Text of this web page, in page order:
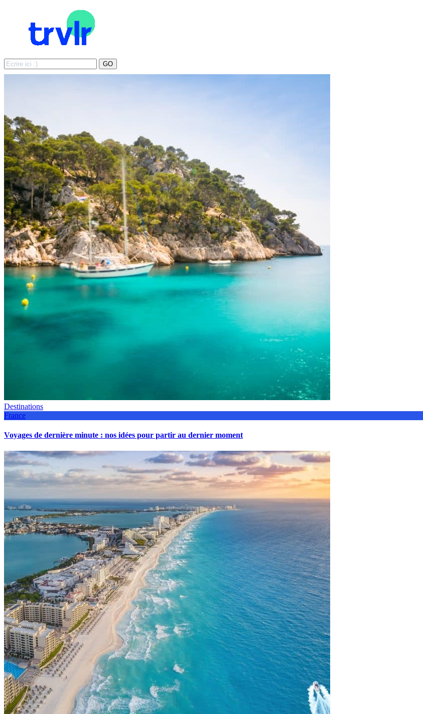
Search
for:
GO
Destinations
France
Voyages de dernière minute : nos idées pour partir au dernier moment